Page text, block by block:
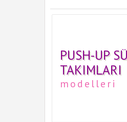
PUSH-UP
TAKIMLARI
modelleri